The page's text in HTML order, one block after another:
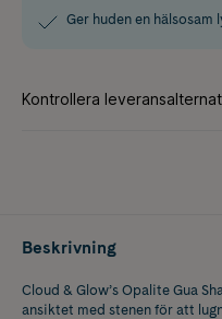
Ger huden en hälsosam
Beskrivning
Cloud & Glow’s Opalite Gua
ansiktet med stenen för att